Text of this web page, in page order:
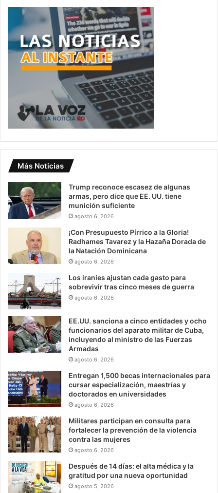
Más Noticias
Trump reconoce escasez de algunas
armas, pero dice que EE. UU. tiene
munición suficiente
agosto 6, 2026
¡Con Presupuesto Pírrico a la Gloria!
Radhames Tavarez y la Hazaña Dorada de
la Natación Dominicana
agosto 6, 2026
Los iraníes ajustan cada gasto para
sobrevivir tras cinco meses de guerra
agosto 6, 2026
EE.UU. sanciona a cinco entidades y ocho
funcionarios del aparato militar de Cuba,
incluyendo al ministro de las Fuerzas
Armadas
agosto 6, 2026
Entregan 1,500 becas internacionales para
cursar especialización, maestrías y
doctorados en universidades
agosto 6, 2026
Militares participan en consulta para
fortalecer la prevención de la violencia
contra las mujeres
agosto 6, 2026
Después de 14 días: el alta médica y la
gratitud por una nueva oportunidad
agosto 5, 2026